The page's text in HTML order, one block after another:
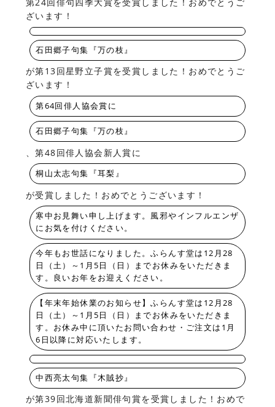
第24回俳句四季大賞を受賞しました！おめでとうご
ざいます！
石田郷子句集『万の枝』
が第13回星野立子賞を受賞しました！おめでとうご
ざいます！
第64回俳人協会賞に
石田郷子句集『万の枝』
、第48回俳人協会新人賞に
桐山太志句集『耳梨』
が受賞しました！おめでとうございます！
寒中お見舞い申し上げます。風邪やインフルエンザ
にお気を付けください。
今年もお世話になりました。ふらんす堂は12月28
日（土）～1月5日（日）までお休みをいただきま
す。良いお年をお迎えください。
【年末年始休業のお知らせ】ふらんす堂は12月28
日（土）～1月5日（日）までお休みをいただきま
す。お休み中に頂いたお問い合わせ・ご注文は1月
6日以降に対応いたします。
中西亮太句集『木賊抄』
が第39回北海道新聞俳句賞を受賞しました！おめで